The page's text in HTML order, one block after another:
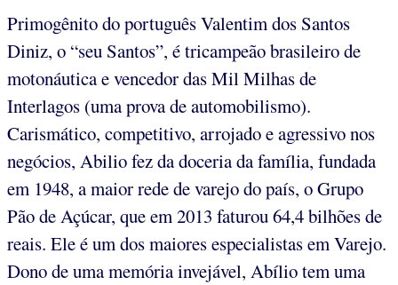
Primogênito do português Valentim dos Santos
Diniz, o “seu Santos”, é tricampeão brasileiro de
motonáutica e vencedor das Mil Milhas de
Interlagos (uma prova de automobilismo).
Carismático, competitivo, arrojado e agressivo nos
negócios, Abilio fez da doceria da família, fundada
em 1948, a maior rede de varejo do país, o Grupo
Pão de Açúcar, que em 2013 faturou 64,4 bilhões de
reais. Ele é um dos maiores especialistas em Varejo.
Dono de uma memória invejável, Abílio tem uma